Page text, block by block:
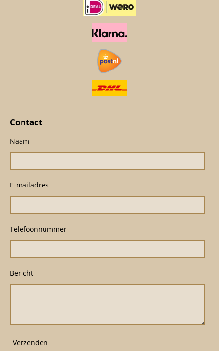
Contact
Naam
E-mailadres
Telefoonnummer
Bericht
Verzenden